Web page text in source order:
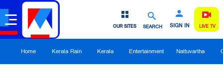
SEARCH SIGN IN
OUR SITES LIVE TV
Home Kerala Rain Kerala Entertainment Nattuvartha